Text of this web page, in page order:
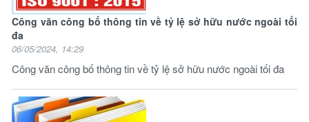
Công văn công bố thông tin về tỷ lệ sở hữu nước ngoài tối
đa
06/05/2024, 14:29
Công văn công bố thông tin về tỷ lệ sở hữu nước ngoài tối đa